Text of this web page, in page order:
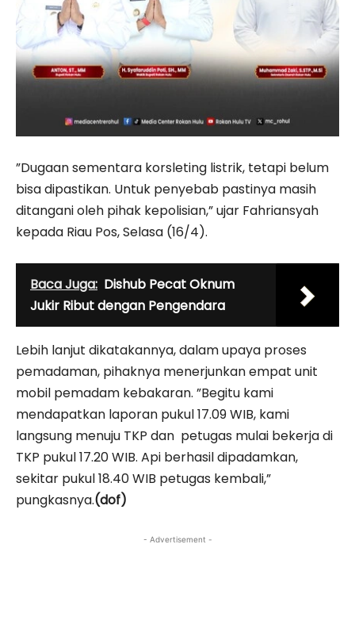
”Dugaan sementara korsleting listrik, tetapi belum
bisa dipastikan. Untuk penyebab pastinya masih
ditangani oleh pihak kepolisian,” ujar Fahriansyah
kepada Riau Pos, Selasa (16/4).
Baca Juga: Dishub Pecat Oknum
Jukir Ribut dengan Pengendara
Lebih lanjut dikatakannya, dalam upaya proses
pemadaman, pihaknya menerjunkan empat unit
mobil pemadam kebakaran. ”Begitu kami
mendapatkan laporan pukul 17.09 WIB, kami
langsung menuju TKP dan petugas mulai bekerja di
TKP pukul 17.20 WIB. Api berhasil dipadamkan,
sekitar pukul 18.40 WIB petugas kembali,”
pungkasnya.(dof)
- Advertisement -